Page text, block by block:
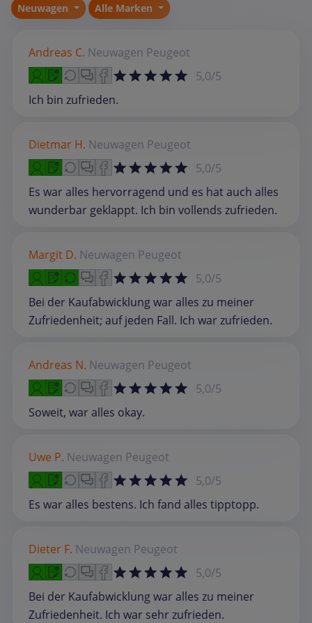
Neuwagen Alle Marken
Andreas C. Neuwagen Peugeot
5,0/5
Ich bin zufrieden.
Dietmar H. Neuwagen Peugeot
5,0/5
Es war alles hervorragend und es hat auch alles
wunderbar geklappt. Ich bin vollends zufrieden.
Margit D. Neuwagen Peugeot
5,0/5
Bei der Kaufabwicklung war alles zu meiner
Zufriedenheit; auf jeden Fall. Ich war zufrieden.
Andreas N. Neuwagen Peugeot
5,0/5
Soweit, war alles okay.
Uwe P. Neuwagen Peugeot
5,0/5
Es war alles bestens. Ich fand alles tipptopp.
Dieter F. Neuwagen Peugeot
5,0/5
Bei der Kaufabwicklung war alles zu meiner
Zufriedenheit. Ich war sehr zufrieden.